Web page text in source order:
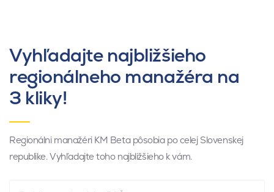
Vyhľadajte najbližšieho
regionálneho manažéra na
3 kliky!
Regionálni manažéri KM Beta pôsobia po celej Slovenskej
republike. Vyhľadajte toho najbližšieho k vám.